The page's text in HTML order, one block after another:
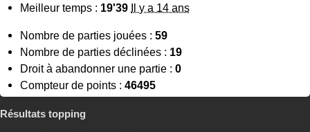
Meilleur temps : 19'39 Il y a 14 ans
Nombre de parties jouées : 59
Nombre de parties déclinées : 19
Droit à abandonner une partie : 0
Compteur de points : 46495
Résultats topping